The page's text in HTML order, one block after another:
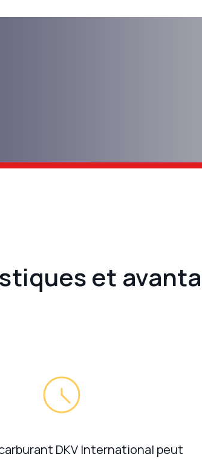
et
DKV International peut